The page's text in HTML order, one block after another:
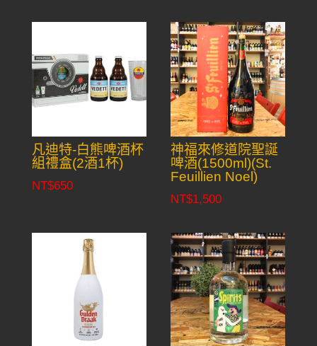
凡迪特-白熊啤酒杯
組禮盒(2酒1杯)
NT$650
神福來修道院聖誕
啤酒(1500ml)(St.
Feuillien Noel)
NT$1,500